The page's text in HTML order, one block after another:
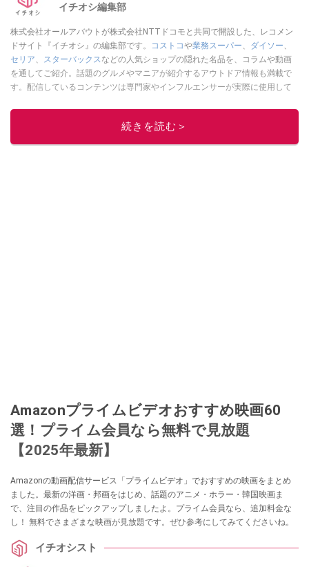
イチオシ編集部
株式会社オールアバウトが株式会社NTTドコモと共同で開設した、レコメン
ドサイト『イチオシ』の編集部です。
コストコや業務スーパー ダイソー
セリア
スターバックス などの人気ショップの隠れた名品を、コラムや動画
を通してご紹介。話題のグルメやマニアが紹介するアウトドア情報も満載で
す。配信しているコンテンツは専門家やインフルエンサーが実際に使用して
ニュースでフォロー
続きを読む＞
Amazonプライムビデオおすすめ映画60
選！プライム会員なら無料で見放題
【2025年最新】
Amazonの動画配信サービス「プライムビデオ」でおすすめの映画をまとめ
ました。最新の洋画・邦画をはじめ、話題のアニメ・ホラー・韓国映画ま
で、注目の作品をピックアップしましたよ。プライム会員なら、追加料金な
し！ 無料でさまざまな映画が見放題です。ぜひ参考にしてみてくださいね。
イチオシスト